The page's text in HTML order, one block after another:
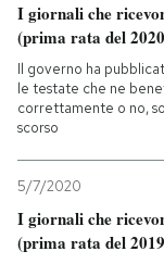
I giornali che
(prima rata del
Il governo ha
le testate che ne
correttamente o no,
scorso
5/7/2020
I giornali che
(prima rata del